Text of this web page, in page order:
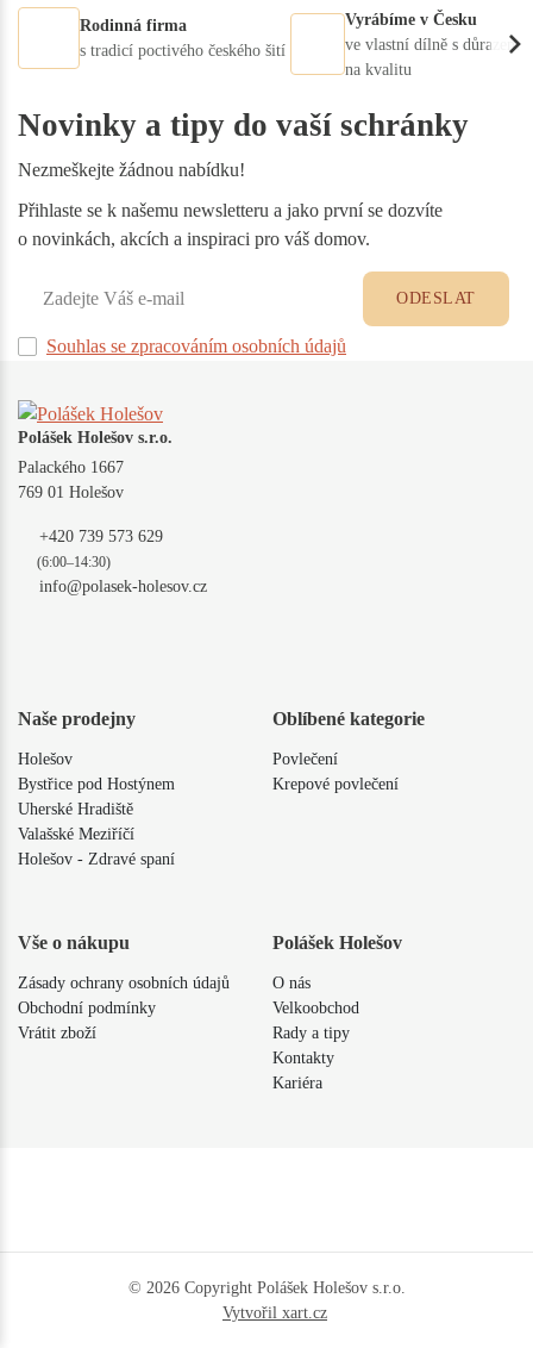
Rodinná firma
s tradicí poctivého českého šití
Vyrábíme v Česku
ve vlastní dílně s důrazem
na kvalitu
Novinky a tipy do vaší schránky
Nezmeškejte žádnou nabídku!
Přihlaste se k našemu newsletteru a jako první se dozvíte
o novinkách, akcích a inspiraci pro váš domov.
Souhlas se zpracováním osobních údajů
ODESLAT
Polášek Holešov s.r.o.
Palackého 1667
769 01 Holešov
+420 739 573 629
(6:00–14:30)
info@polasek-holesov.cz
Naše prodejny
Holešov
Bystřice pod Hostýnem
Uherské Hradiště
Valašské Meziříčí
Holešov - Zdravé spaní
Oblíbené kategorie
Povlečení
Krepové povlečení
Vše o nákupu
Zásady ochrany osobních údajů
Obchodní podmínky
Vrátit zboží
Polášek Holešov
O nás
Velkoobchod
Rady a tipy
Kontakty
Kariéra
© 2026 Copyright Polášek Holešov s.r.o.
Vytvořil xart.cz